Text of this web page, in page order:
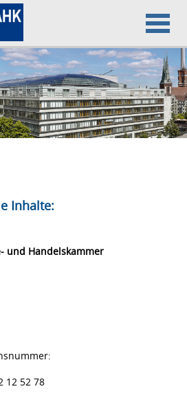
Inhalte:
und Handelskammer
12 52 78